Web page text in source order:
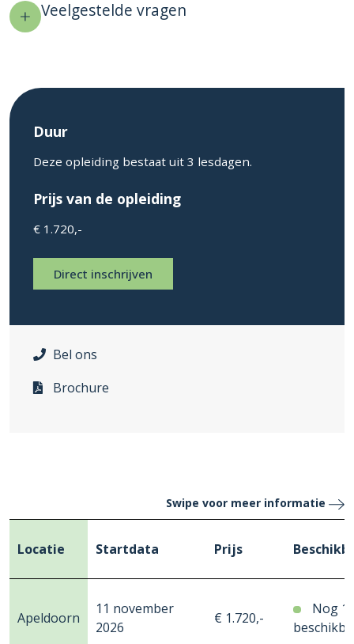
Veelgestelde vragen
Duur
Deze opleiding bestaat uit 3 lesdagen.
Prijs van de opleiding
€ 1.720,-
Direct inschrijven
Bel ons
Brochure
Swipe voor meer informatie
Locatie Startdata Prijs
Apeldoorn
11 november
2026
€ 1.720,-
Nog